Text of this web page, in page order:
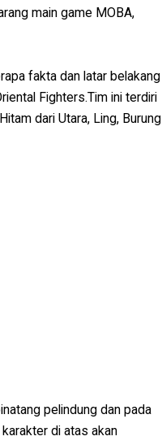
main game MOBA,
fakta dan latar belakang
Fighters.Tim ini terdiri
dari Utara, Ling, Burung
pelindung dan pada
di atas akan